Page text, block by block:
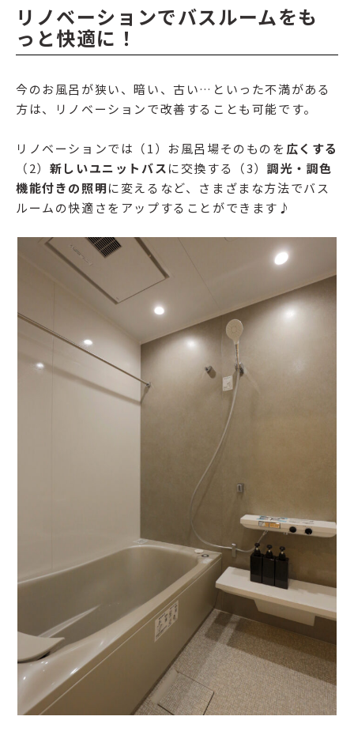
リノベーションでバスルームをも
っと快適に！
今のお風呂が狭い、暗い、古い…といった不満がある
方は、リノベーションで改善することも可能です。
リノベーションでは（1）お風呂場そのものを 広くする
（2） 新しいユニットバスに交換する（3）調光・調色
機能付きの照明に変えるなど、さまざまな方法でバス
ルームの快適さをアップすることができます♪